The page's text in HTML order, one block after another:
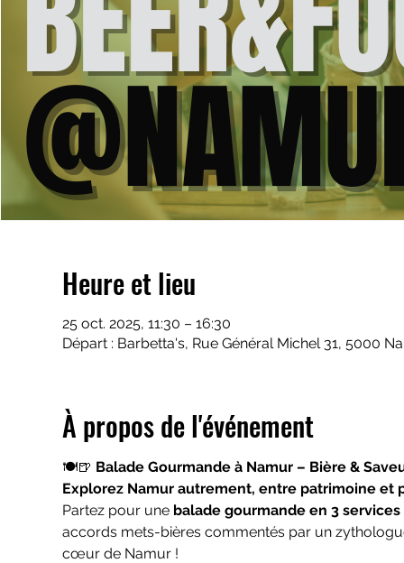
Heure et lieu
25 oct. 2025, 11:30 – 16:30
Départ : Barbetta's, Rue Général Michel 31, 5000
À propos de l'événement
🍽️🍺 Balade Gourmande à Namur – Bière &
Explorez Namur autrement, entre patrimoine et
Partez pour une balade gourmande en 3 services
accords mets-bières commentés par un
cœur de Namur !